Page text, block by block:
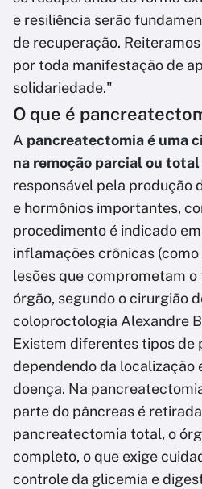
e resiliência serão
de recuperação.
por toda manifestação de
solidariedade."
O que é
A pancreatectomia é uma
na remoção parcial ou
responsável pela produção
e hormônios importantes,
procedimento é indicado
inflamações crônicas
lesões que comprometam
órgão, segundo o cirurgião
coloproctologia Alexandre
Existem diferentes tipos de
dependendo da localização
doença. Na
parte do pâncreas é
pancreatectomia total, o
completo, o que exige
controle da glicemia e